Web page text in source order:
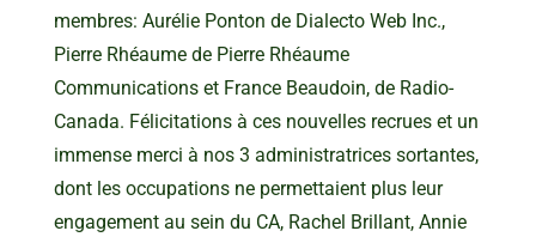
membres: Aurélie Ponton de Dialecto Web Inc.,
Pierre Rhéaume de Pierre Rhéaume
Communications et France Beaudoin, de Radio-
Canada. Félicitations à ces nouvelles recrues et un
immense merci à nos 3 administratrices sortantes,
dont les occupations ne permettaient plus leur
engagement au sein du CA, Rachel Brillant, Annie